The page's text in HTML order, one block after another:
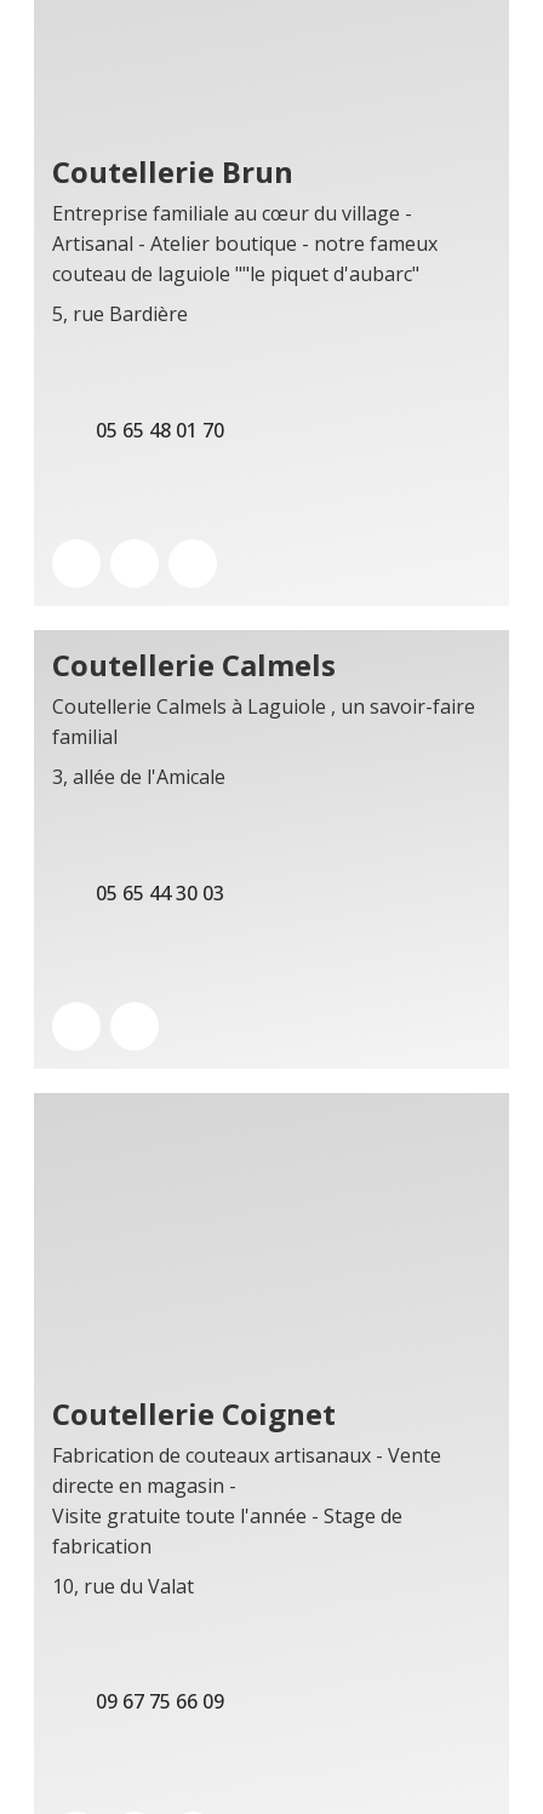
Coutellerie Brun
Entreprise familiale au cœur du village -
Artisanal - Atelier boutique - notre fameux
couteau de laguiole ""le piquet d'aubarc"
5, rue Bardière
05 65 48 01 70
Coutellerie Calmels
Coutellerie Calmels à Laguiole , un savoir-faire
familial
3, allée de l'Amicale
05 65 44 30 03
Coutellerie Coignet
Fabrication de couteaux artisanaux - Vente
directe en magasin -
Visite gratuite toute l'année - Stage de
fabrication
10, rue du Valat
09 67 75 66 09